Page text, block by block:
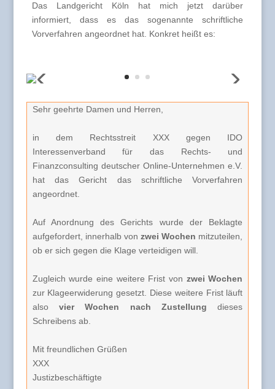
Das Landgericht Köln hat mich jetzt darüber
informiert, dass es das sogenannte schriftliche
Vorverfahren angeordnet hat. Konkret heißt es:
Sehr geehrte Damen und Herren,
in dem Rechtsstreit XXX gegen IDO
Interessenverband für das Rechts- und
Finanzconsulting deutscher Online-Unternehmen e.V.
hat das Gericht das schriftliche Vorverfahren
angeordnet.
Auf Anordnung des Gerichts wurde der Beklagte
aufgefordert, innerhalb vonzwei Wochen mitzuteilen,
ob er sich gegen die Klage verteidigen will.
Zugleich wurde eine weitere Frist von zwei Wochen
zur Klageerwiderung gesetzt. Diese weitere Frist läuft
also vier Wochen nach Zustellung dieses
Schreibens ab.
Mit freundlichen Grüßen
XXX
Justizbeschäftigte